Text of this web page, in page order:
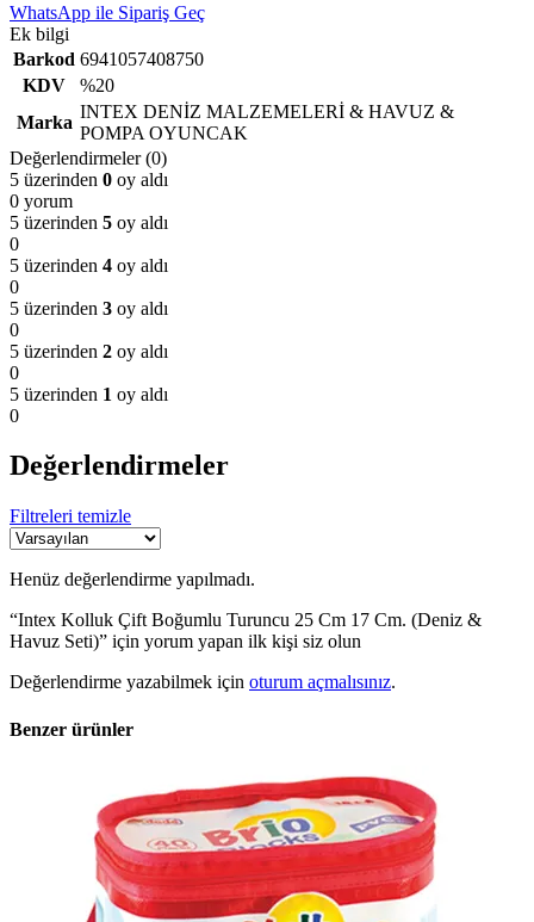
WhatsApp ile Sipariş Geç
Ek bilgi
Barkod 6941057408750
KDV
%20
Marka
INTEX DENİZ MALZEMELERİ & HAVUZ &
POMPA OYUNCAK
Değerlendirmeler (0)
5 üzerinden 0 oy aldı
0 yorum
5 üzerinden 5 oy aldı
0
5 üzerinden 4 oy aldı
0
5 üzerinden 3 oy aldı
0
5 üzerinden 2 oy aldı
0
5 üzerinden 1 oy aldı
0
Değerlendirmeler
Filtreleri temizle
Henüz değerlendirme yapılmadı.
“Intex Kolluk Çift Boğumlu Turuncu 25 Cm 17 Cm. (Deniz &
Havuz Seti)” için yorum yapan ilk kişi siz olun
Değerlendirme yazabilmek için oturum açmalısınız.
Benzer ürünler